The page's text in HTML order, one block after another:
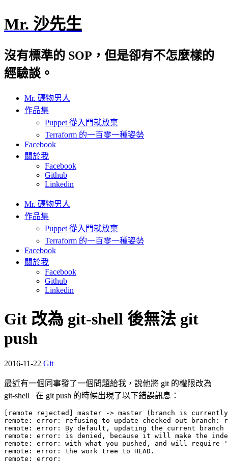
Mr. 沙先生
沒有標準的 SOP，但是卻有不怎麼樣的
經驗談。
Mr. 礦物男人
作品集
Puppet 從入門就放棄
Terraform 的一百零一種姿勢
Facebook
關於我
Facebook
Github
Linkedin
Mr. 礦物男人
作品集
Puppet 從入門就放棄
Terraform 的一百零一種姿勢
Facebook
關於我
Facebook
Github
Linkedin
Git 改為 git-shell 後無法 git
push
2016-11-22 Git
最近有一個同事發了一個問題給我，說他將 git 的權限改為
git-shell 在 git push 的時候出現了以下錯誤訊息：
[remote rejected] master -> master (branch is
remote: error: refusing to update checked out branch:
remote: error: By default, updating the current
remote: error: is denied, because it will make the
remote: error: with what you pushed, and will
remote: error: the work tree to HEAD.
remote: error: